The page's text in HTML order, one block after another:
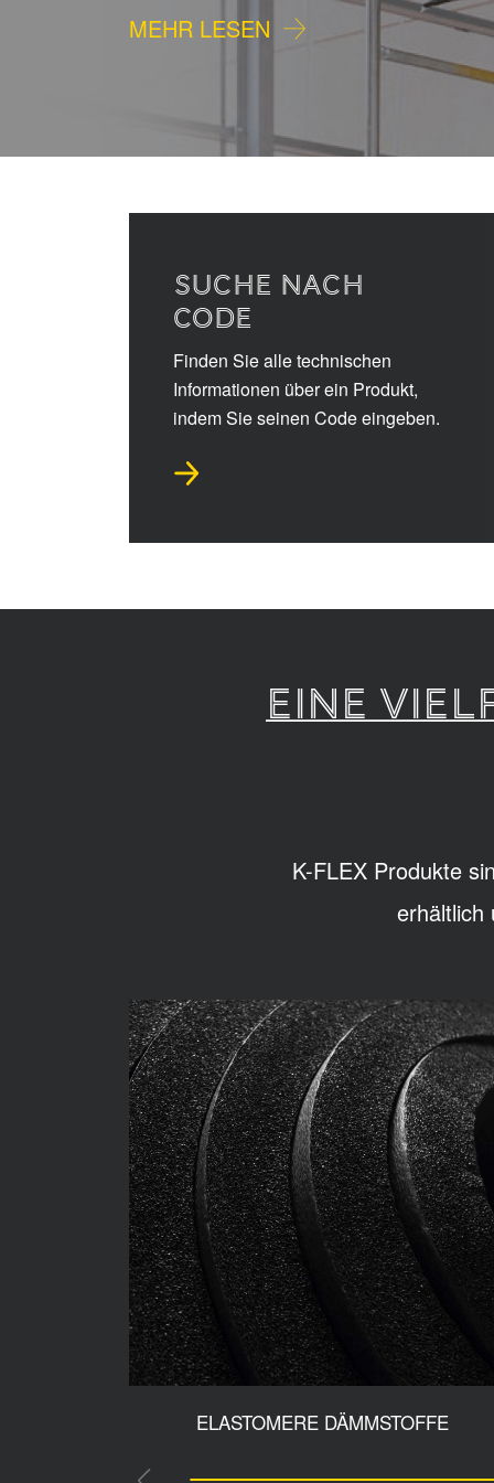
MEHR LESEN
SUCHE NACH
CODE
Finden Sie alle technischen
Informationen über ein Produkt,
indem Sie seinen Code eingeben.
EINE
K-FLEX Produkte
erhältlich
ELASTOMERE DÄMMSTOFFE